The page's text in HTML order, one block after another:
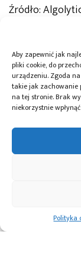
Aby zapewnić jak
pliki cookie, do
urządzeniu. Zgoda
takie jak
na tej stronie. Brak
niekorzystnie
Polityka
Źródło:
AI analiza
obszar danych,
Przeczytaj